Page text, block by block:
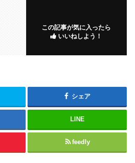
この記事が気に入ったら
いいねしよう！
シェア
LINE
feedly